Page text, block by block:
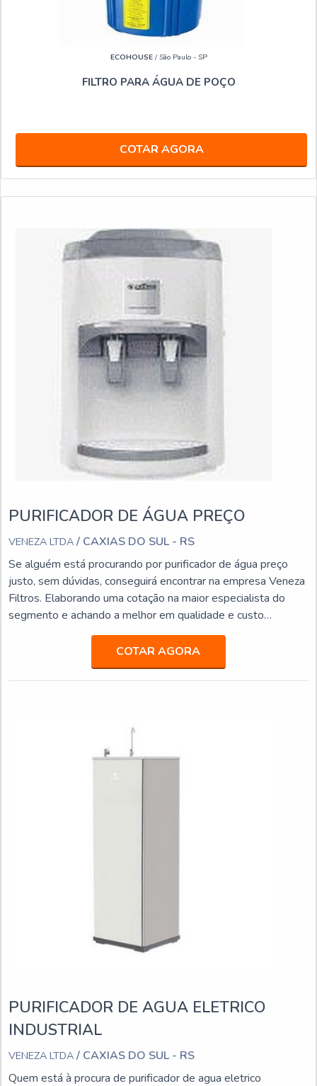
ECOHOUSE/ São Paulo - SP
FILTRO PARA ÁGUA DE POÇO
COTAR AGORA
PURIFICADOR DE ÁGUA PREÇO
VENEZA LTDA / CAXIAS DO SUL - RS
Se alguém está procurando por purificador de água preço
justo, sem dúvidas, conseguirá encontrar na empresa Veneza
Filtros. Elaborando uma cotação na maior especialista do
segmento e achando a melhor em qualidade e custo
benefício.Quando o quesito é purificador de água preço
acessível, com os colaboradores da Veneza Filtros o cliente
obterá excelente custo-benefício com assessoria técnica
especializada.UM POUCO MAIS SOBRE PURIFICADOR
COTAR AGORA
PURIFICADOR DE AGUA ELETRICO
INDUSTRIAL
VENEZA LTDA / CAXIAS DO SUL - RS
Quem está à procura de purificador de agua eletrico